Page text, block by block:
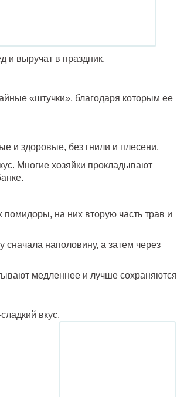
и выручат в праздник.
«штучки», благодаря которым ее
и здоровые, без гнили и плесени.
Многие хозяйки прокладывают
на них вторую часть трав и
сначала наполовину, а затем через
медленнее и лучше сохраняются
вкус.